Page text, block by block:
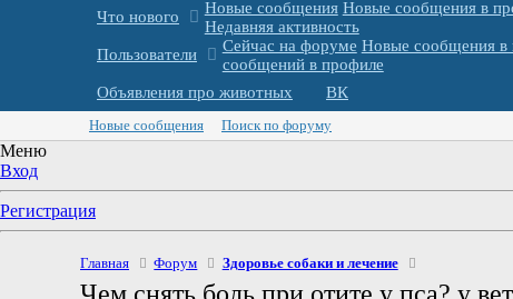
Что нового
Новые сообщения Новые сообщения в
Недавняя активность
Пользователи
Сейчас на форуме Новые сообщения в
сообщений в профиле
Объявления про животных ВК
Новые сообщения Поиск по форуму
Меню
Вход
Регистрация
Главная Форум Здоровье собаки и лечение